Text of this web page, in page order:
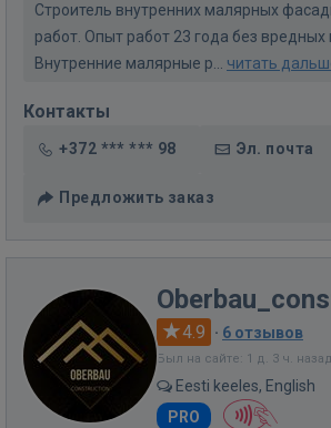
Строитель внутренних малярных
работ. Опыт работ 23 года без вредных
Внутренние малярные р... читать
Контакты
+372 *** *** 98 Эл. почта
Предложить заказ
4.9 · 6 отзывов
Был на сайте: 1 д. 3 ч. назад
Eesti keeles, English
PRO